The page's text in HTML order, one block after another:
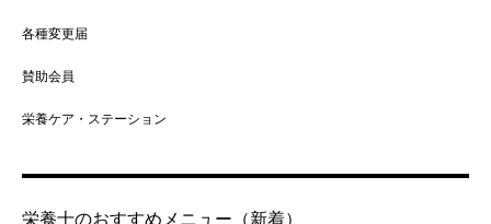
各種変更届
賛助会員
栄養ケア・ステーション
栄養士のおすすめメニュー（新着）